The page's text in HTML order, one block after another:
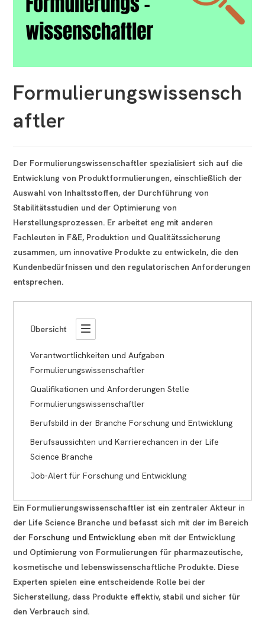
Formulierungswissensch
aftler
Der Formulierungswissenschaftler spezialisiert sich auf die
Entwicklung von Produktformulierungen, einschließlich der
Auswahl von Inhaltsstoffen, der Durchführung von
Stabilitätsstudien und der Optimierung von
Herstellungsprozessen. Er arbeitet eng mit anderen
Fachleuten in F&E, Produktion und Qualitätssicherung
zusammen, um innovative Produkte zu entwickeln, die den
Kundenbedürfnissen und den regulatorischen Anforderungen
entsprechen.
Übersicht
Verantwortlichkeiten und Aufgaben
Formulierungswissenschaftler
Qualifikationen und Anforderungen Stelle
Formulierungswissenschaftler
Berufsbild in der Branche Forschung und Entwicklung
Berufsaussichten und Karrierechancen in der Life
Science Branche
Job-Alert für Forschung und Entwicklung
Ein Formulierungswissenschaftler ist ein zentraler Akteur in
der Life Science Branche und befasst sich mit der im Bereich
der Forschung und Entwicklung eben mit der Entwicklung
und Optimierung von Formulierungen für pharmazeutische,
kosmetische und lebenswissenschaftliche Produkte. Diese
Experten spielen eine entscheidende Rolle bei der
Sicherstellung, dass Produkte effektiv, stabil und sicher für
den Verbrauch sind.